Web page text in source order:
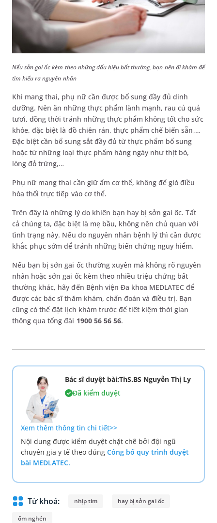
Nếu sởn gai ốc kèm theo những dấu hiệu bất thường, bạn nên đi khám để
tìm hiểu ra nguyên nhân
Khi mang thai, phụ nữ cần được bổ sung đầy đủ dinh
dưỡng. Nên ăn những thực phẩm lành mạnh, rau củ quả
tươi, đồng thời tránh những thực phẩm không tốt cho sức
khỏe, đặc biệt là đồ chiên rán, thực phẩm chế biến sẵn,…
Đặc biệt cần bổ sung sắt đầy đủ từ thực phẩm bổ sung
hoặc từ những loại thực phẩm hàng ngày như thịt bò,
lòng đỏ trứng,…
Phụ nữ mang thai cần giữ ấm cơ thể, không để gió điều
hòa thổi trực tiếp vào cơ thể.
Trên đây là những lý do khiến bạn hay bị sởn gai ốc. Tất
cả chúng ta, đặc biệt là mẹ bầu, không nên chủ quan với
tình trạng này. Nếu do nguyên nhân bệnh lý thì cần được
khắc phục sớm để tránh những biến chứng nguy hiểm.
Nếu bạn bị sởn gai ốc thường xuyên mà không rõ nguyên
nhân hoặc sởn gai ốc kèm theo nhiều triệu chứng bất
thường khác, hãy đến Bệnh viện Đa khoa MEDLATEC để
được các bác sĩ thăm khám, chẩn đoán và điều trị. Bạn
cũng có thể đặt lịch khám trước để tiết kiệm thời gian
thông qua tổng đài 1900 56 56 56.
Bác sĩ duyệt bài:ThS.BS Nguyễn Thị Ly
Đã kiểm duyệt
Xem thêm thông tin chi tiết>>
Nội dung được kiểm duyệt chặt chẽ bởi đội ngũ
chuyên gia y tế theo đúng Công bố quy trình duyệt
bài MEDLATEC.
Từ khoá: nhịp tim hay bị sởn gai ốc
ốm nghén